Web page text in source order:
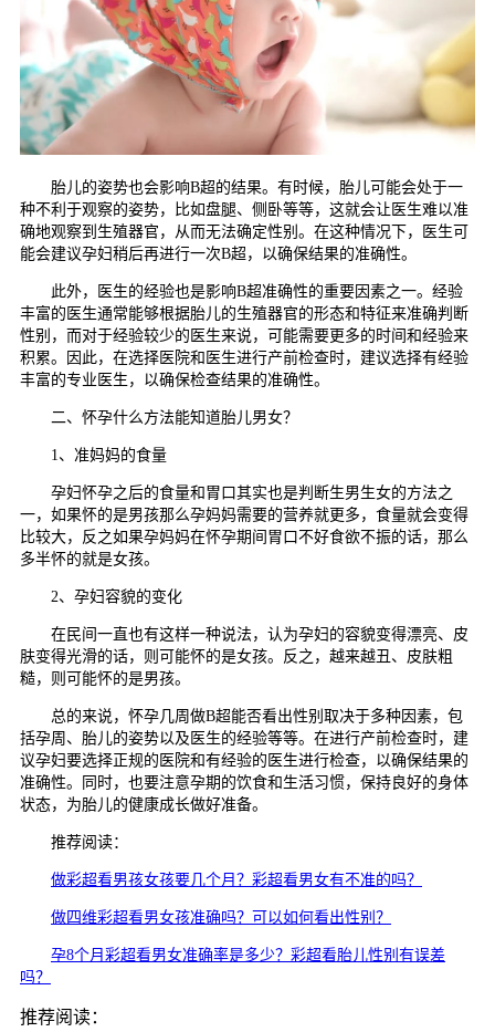
胎儿的姿势也会影响B超的结果。有时候，胎儿可能会处于一
种不利于观察的姿势，比如盘腿、侧卧等等，这就会让医生难以准
确地观察到生殖器官，从而无法确定性别。在这种情况下，医生可
能会建议孕妇稍后再进行一次B超，以确保结果的准确性。
此外，医生的经验也是影响B超准确性的重要因素之一。经验
丰富的医生通常能够根据胎儿的生殖器官的形态和特征来准确判断
性别，而对于经验较少的医生来说，可能需要更多的时间和经验来
积累。因此，在选择医院和医生进行产前检查时，建议选择有经验
丰富的专业医生，以确保检查结果的准确性。
二、怀孕什么方法能知道胎儿男女？
1、准妈妈的食量
孕妇怀孕之后的食量和胃口其实也是判断生男生女的方法之
一，如果怀的是男孩那么孕妈妈需要的营养就更多，食量就会变得
比较大，反之如果孕妈妈在怀孕期间胃口不好食欲不振的话，那么
多半怀的就是女孩。
2、孕妇容貌的变化
在民间一直也有这样一种说法，认为孕妇的容貌变得漂亮、皮
肤变得光滑的话，则可能怀的是女孩。反之，越来越丑、皮肤粗
糙，则可能怀的是男孩。
总的来说，怀孕几周做B超能否看出性别取决于多种因素，包
括孕周、胎儿的姿势以及医生的经验等等。在进行产前检查时，建
议孕妇要选择正规的医院和有经验的医生进行检查，以确保结果的
准确性。同时，也要注意孕期的饮食和生活习惯，保持良好的身体
状态，为胎儿的健康成长做好准备。
推荐阅读：
做彩超看男孩女孩要几个月？彩超看男女有不准的吗？
做四维彩超看男女孩准确吗？可以如何看出性别？
孕8个月彩超看男女准确率是多少？彩超看胎儿性别有误差
吗？
推荐阅读：